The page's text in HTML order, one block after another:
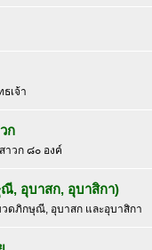
เจ้า
ก
าวก ๘๐ องค์
, อุบาสก, อุบาสิกา)
ดภิกษุณี, อุบาสก และอุบาสิกา